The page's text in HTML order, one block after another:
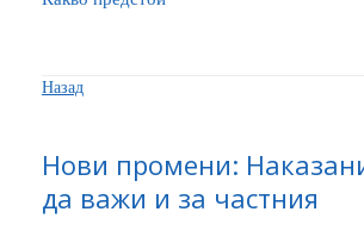
Назад
Нови промени:
да важи и за частния